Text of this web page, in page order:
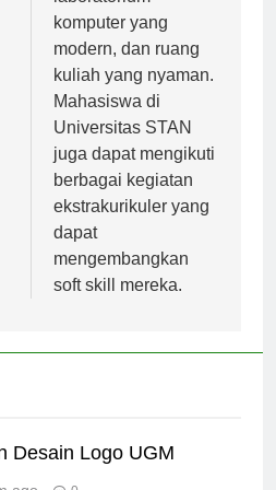
laboratorium
komputer yang
modern, dan ruang
kuliah yang nyaman.
Mahasiswa di
Universitas STAN
juga dapat mengikuti
berbagai kegiatan
ekstrakurikuler yang
dapat
mengembangkan